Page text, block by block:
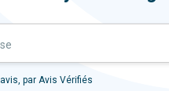
avis, par Avis Vérifiés